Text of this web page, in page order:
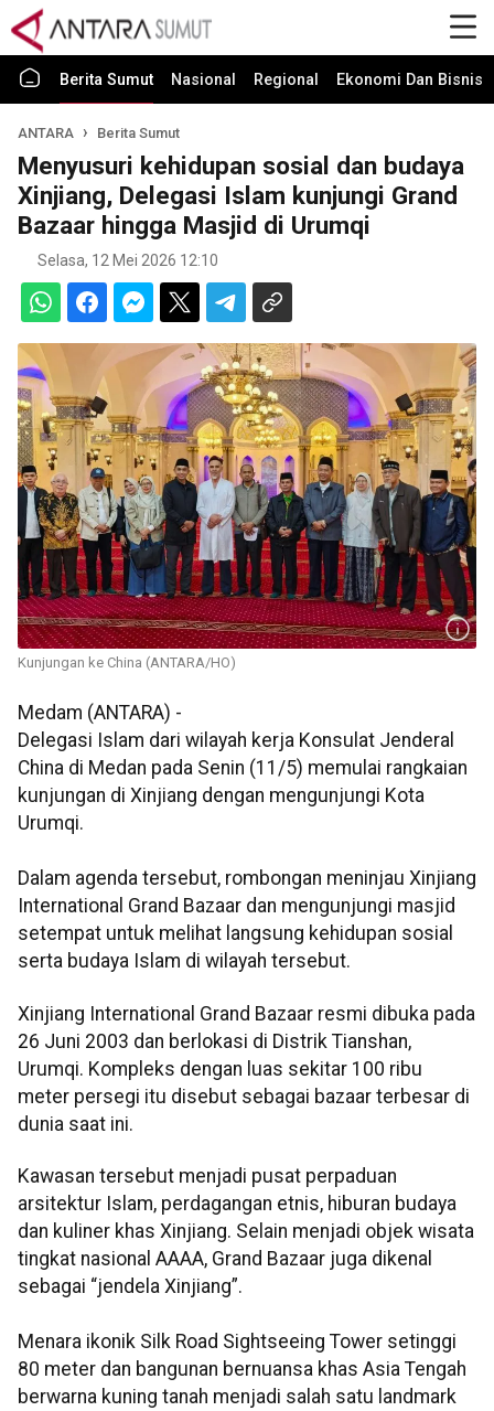
Berita Sumut Nasional Regional Ekonomi Dan Bisnis
ANTARA Berita Sumut
Menyusuri kehidupan sosial dan budaya
Xinjiang, Delegasi Islam kunjungi Grand
Bazaar hingga Masjid di Urumqi
Selasa, 12 Mei 2026 12:10
Kunjungan ke China (ANTARA/HO)
Medam (ANTARA) -
Delegasi Islam dari wilayah kerja Konsulat Jenderal
China di Medan pada Senin (11/5) memulai rangkaian
kunjungan di Xinjiang dengan mengunjungi Kota
Urumqi.
Dalam agenda tersebut, rombongan meninjau Xinjiang
International Grand Bazaar dan mengunjungi masjid
setempat untuk melihat langsung kehidupan sosial
serta budaya Islam di wilayah tersebut.
Xinjiang International Grand Bazaar resmi dibuka pada
26 Juni 2003 dan berlokasi di Distrik Tianshan,
Urumqi. Kompleks dengan luas sekitar 100 ribu
meter persegi itu disebut sebagai bazaar terbesar di
dunia saat ini.
Kawasan tersebut menjadi pusat perpaduan
arsitektur Islam, perdagangan etnis, hiburan budaya
dan kuliner khas Xinjiang. Selain menjadi objek wisata
tingkat nasional AAAA, Grand Bazaar juga dikenal
sebagai “jendela Xinjiang”.
Menara ikonik Silk Road Sightseeing Tower setinggi
80 meter dan bangunan bernuansa khas Asia Tengah
berwarna kuning tanah menjadi salah satu landmark